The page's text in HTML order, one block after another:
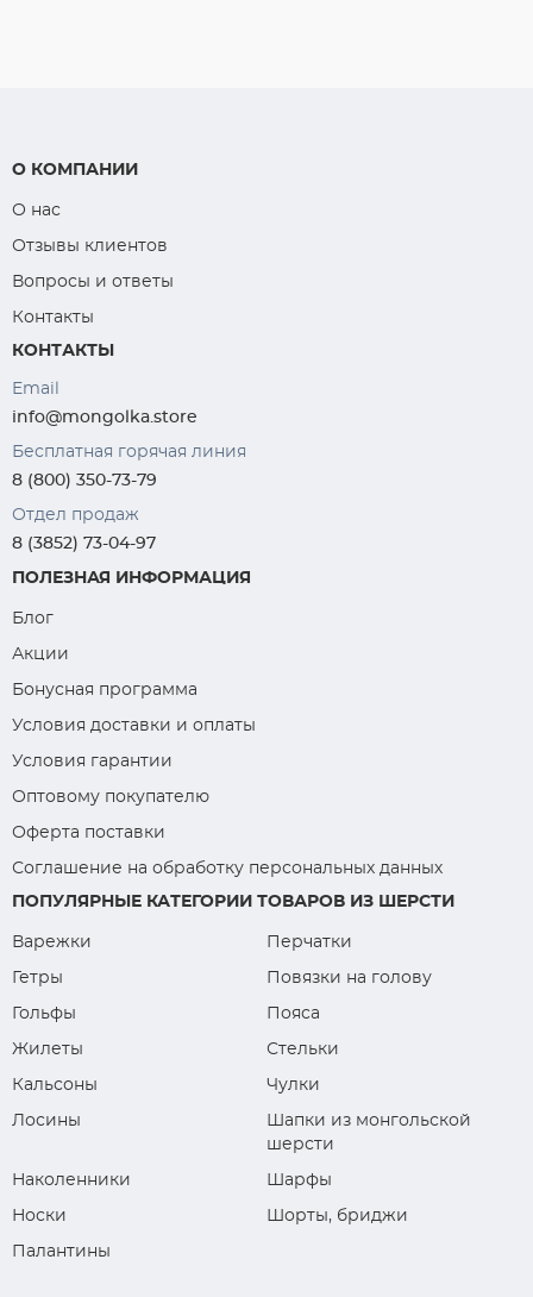
О КОМПАНИИ
О нас
Отзывы клиентов
Вопросы и ответы
Контакты
КОНТАКТЫ
Email
info@mongolka.store
Бесплатная горячая линия
8 (800) 350-73-79
Отдел продаж
8 (3852) 73-04-97
ПОЛЕЗНАЯ ИНФОРМАЦИЯ
Блог
Акции
Бонусная программа
Условия доставки и оплаты
Условия гарантии
Оптовому покупателю
Оферта поставки
Соглашение на обработку персональных данных
ПОПУЛЯРНЫЕ КАТЕГОРИИ ТОВАРОВ ИЗ ШЕРСТИ
Варежки
Перчатки
Гетры
Повязки на голову
Гольфы
Пояса
Жилеты
Стельки
Кальсоны
Чулки
Лосины
Шапки из монгольской
шерсти
Наколенники
Шарфы
Носки
Шорты, бриджи
Палантины